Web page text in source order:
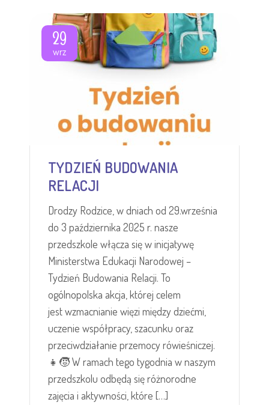
29
wrz
TYDZIEŃ BUDOWANIA
RELACJI
Drodzy Rodzice, w dniach od 29.września
do 3 października 2025 r. nasze
przedszkole włącza się w inicjatywę
Ministerstwa Edukacji Narodowej –
Tydzień Budowania Relacji. To
ogólnopolska akcja, której celem
jest wzmacnianie więzi między dziećmi,
uczenie współpracy, szacunku oraz
przeciwdziałanie przemocy rówieśniczej.
👧🧒 W ramach tego tygodnia w naszym
przedszkolu odbędą się różnorodne
zajęcia i aktywności, które […]